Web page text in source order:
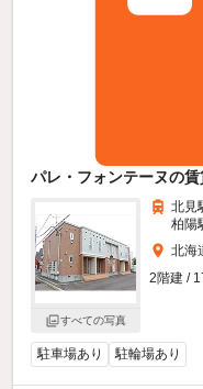
パレ・フォンテーヌの
すべての写真
北見
柏陽
北海
2階建 /
駐車場あり 駐輪場あり